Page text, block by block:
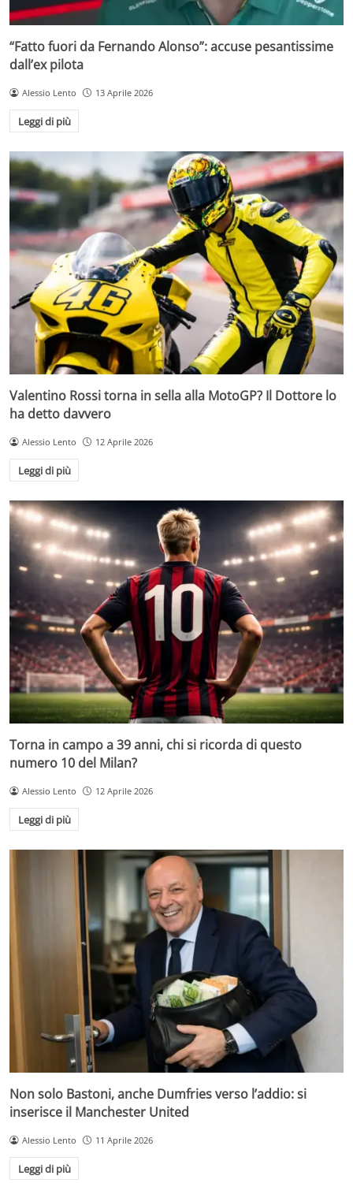
“Fatto fuori da Fernando Alonso”: accuse pesantissime
dall’ex pilota
Alessio Lento 13 Aprile 2026
Leggi di più
Valentino Rossi torna in sella alla MotoGP? Il Dottore lo
ha detto davvero
Alessio Lento 12 Aprile 2026
Leggi di più
Torna in campo a 39 anni, chi si ricorda di questo
numero 10 del Milan?
Alessio Lento 12 Aprile 2026
Leggi di più
Non solo Bastoni, anche Dumfries verso l’addio: si
inserisce il Manchester United
Alessio Lento 11 Aprile 2026
Leggi di più